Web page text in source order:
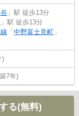
」駅 徒歩13分
」駅 徒歩13分
「 中野富士見町 」
)
7年)
る(無料)